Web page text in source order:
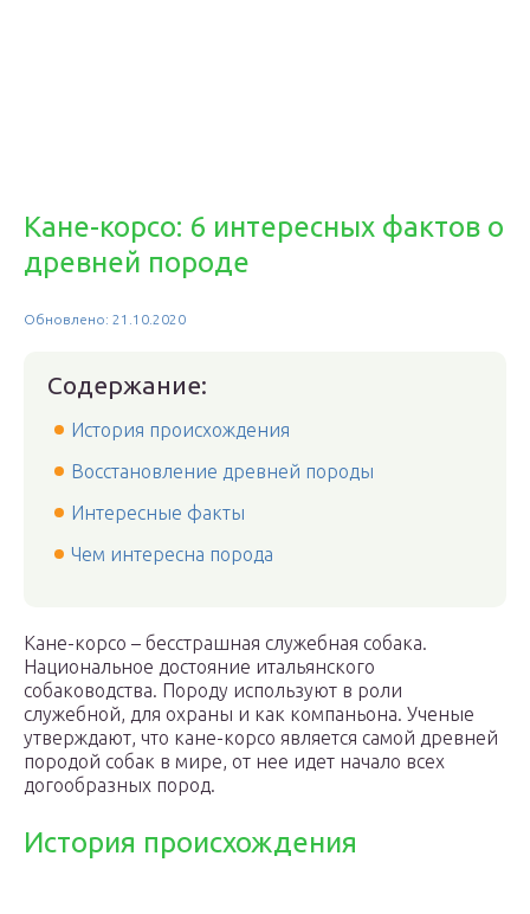
Кане-корсо: 6 интересных фактов о
древней породе
Обновлено: 21.10.2020
Содержание:
История происхождения
Восстановление древней породы
Интересные факты
Чем интересна порода
Кане-корсо – бесстрашная служебная собака.
Национальное достояние итальянского
собаководства. Породу используют в роли
служебной, для охраны и как компаньона. Ученые
утверждают, что кане-корсо является самой древней
породой собак в мире, от нее идет начало всех
догообразных пород.
История происхождения